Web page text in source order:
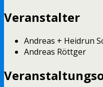
Veranstalter
Andreas + Heidrun
Andreas Röttger